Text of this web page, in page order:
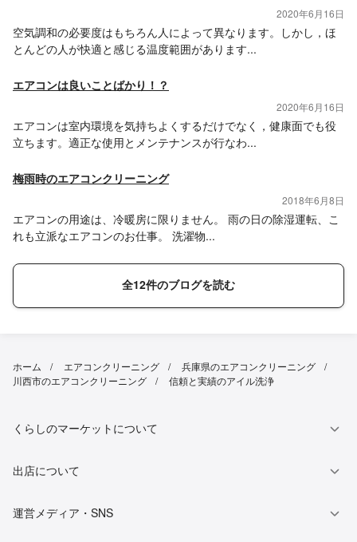
2020年6月16日
空気調和の必要度はもちろん人によって異なります。しかし，ほ
とんどの人が快適と感じる温度範囲があります...
エアコンは良いことばかり！？
2020年6月16日
エアコンは室内環境を気持ちよくするだけでなく，健康面でも役
立ちます。適正な使用とメンテナンスが行なわ...
梅雨時のエアコンクリーニング
2018年6月8日
エアコンの用途は、冷暖房に限りません。 雨の日の除湿運転、こ
れも立派なエアコンのお仕事。 洗濯物...
全12件のブログを読む
ホーム エアコンクリーニング
兵庫県のエアコンクリーニング
川西市のエアコンクリーニング
信頼と実績のアイル洗浄
くらしのマーケットについて
出店について
運営メディア・SNS